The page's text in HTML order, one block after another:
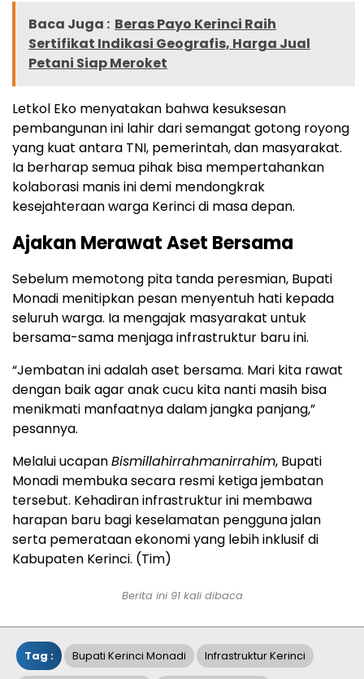
Baca Juga : Beras Payo Kerinci Raih
Sertifikat Indikasi Geografis, Harga Jual
Petani Siap Meroket
Letkol Eko menyatakan bahwa kesuksesan
pembangunan ini lahir dari semangat gotong royong
yang kuat antara TNI, pemerintah, dan masyarakat.
Ia berharap semua pihak bisa mempertahankan
kolaborasi manis ini demi mendongkrak
kesejahteraan warga Kerinci di masa depan.
Ajakan Merawat Aset Bersama
Sebelum memotong pita tanda peresmian, Bupati
Monadi menitipkan pesan menyentuh hati kepada
seluruh warga. Ia mengajak masyarakat untuk
bersama-sama menjaga infrastruktur baru ini.
“Jembatan ini adalah aset bersama. Mari kita rawat
dengan baik agar anak cucu kita nanti masih bisa
menikmati manfaatnya dalam jangka panjang,”
pesannya.
Melalui ucapanBismillahirrahmanirrahim, Bupati
Monadi membuka secara resmi ketiga jembatan
tersebut. Kehadiran infrastruktur ini membawa
harapan baru bagi keselamatan pengguna jalan
serta pemerataan ekonomi yang lebih inklusif di
Kabupaten Kerinci. (Tim)
Berita ini 91 kali dibaca
Tag : Bupati Kerinci Monadi Infrastruktur Kerinci